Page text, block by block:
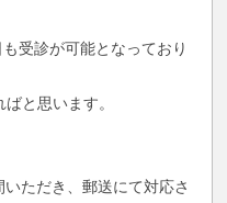
受診が可能となっており
と思います。
ただき、郵送にて対応さ